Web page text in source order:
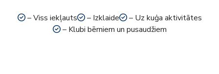
– Viss iekļauts – Izklaide
– Uz kuģa aktivitātes
– Klubi bērniem un pusaudžiem